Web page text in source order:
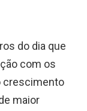
do dia que
com os
crescimento
maior